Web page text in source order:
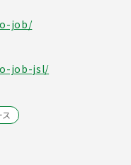
job/
job-jsl/